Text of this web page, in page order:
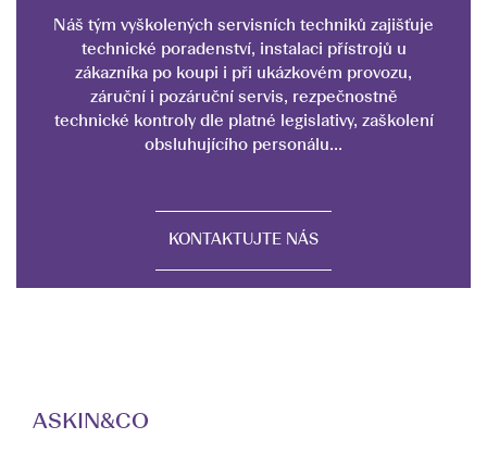
Náš tým vyškolených servisních techniků zajišťuje
technické poradenství, instalaci přístrojů u
zákazníka po koupi i při ukázkovém provozu,
záruční i pozáruční servis, rezpečnostně
technické kontroly dle platné legislativy, zaškolení
obsluhujícího personálu...
KONTAKTUJTE NÁS
ASKIN&CO